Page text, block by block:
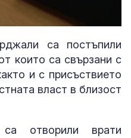
са постъпили
които са свързани с
и с присъствието
власт в близост
отворили врати